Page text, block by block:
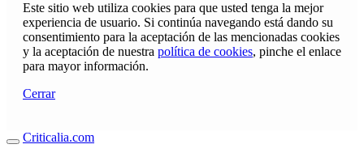
Este sitio web utiliza cookies para que usted tenga la mejor
experiencia de usuario. Si continúa navegando está dando su
consentimiento para la aceptación de las mencionadas cookies
y la aceptación de nuestra política de cookies, pinche el enlace
para mayor información.
Cerrar
Criticalia.com